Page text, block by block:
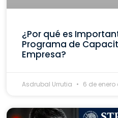
¿Por qué es
Programa de
Empresa?
Asdrubal Urrutia 6 de enero